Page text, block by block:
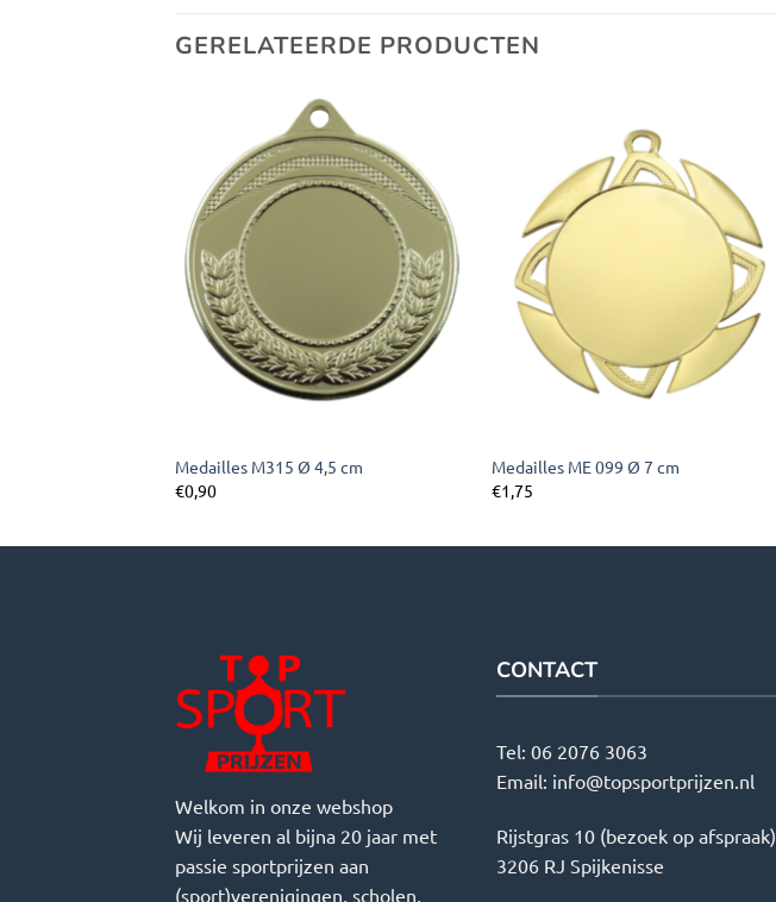
GERELATEERDE PRODUCTEN
Toevoegen
aan
verlanglijst
Medailles M315 Ø 4,5 cm
€0,90
verlanglijst
Medailles ME 099 Ø 7 cm
€1,75
Welkom in onze webshop
Wij leveren al bijna 20 jaar met
passie sportprijzen aan
(sport)verenigingen, scholen,
CONTACT
Tel: 06 2076 3063
Email: info@topsportprijzen.nl
Rijstgras 10 (bezoek op afspraak)
3206 RJ Spijkenisse